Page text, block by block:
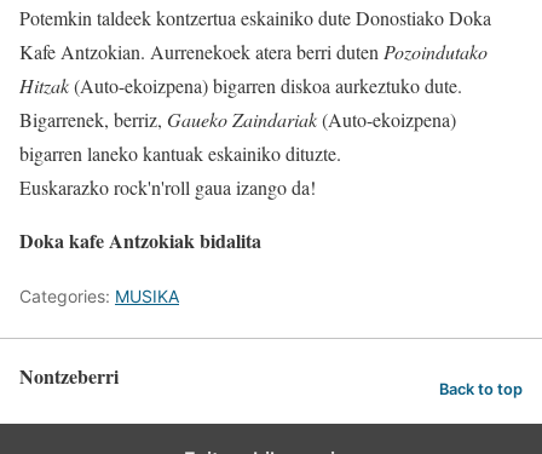
Potemkin taldeek kontzertua eskainiko dute Donostiako Doka
Kafe Antzokian. Aurrenekoek atera berri duten Pozoindutako
Hitzak(Auto-ekoizpena) bigarren diskoa aurkeztuko dute.
Bigarrenek, berriz, Gaueko Zaindariak(Auto-ekoizpena)
bigarren laneko kantuak eskainiko dituzte.
Euskarazko rock'n'roll gaua izango da!
Doka kafe Antzokiak bidalita
Categories: MUSIKA
Nontzeberri Back to top